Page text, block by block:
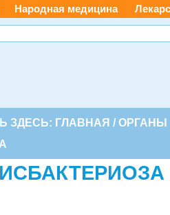
Народная медицина
ЗДЕСЬ: ГЛАВНАЯ /